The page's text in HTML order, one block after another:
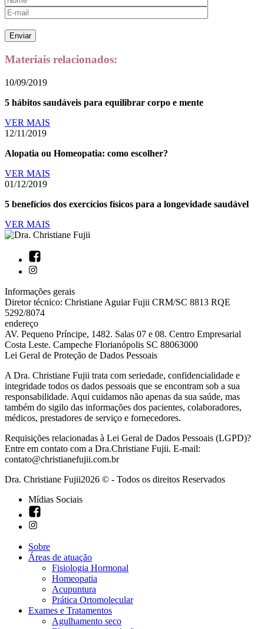
Materiais relacionados:
10/09/2019
5 hábitos saudáveis para equilibrar corpo e mente
VER MAIS
12/11/2019
Alopatia ou Homeopatia: como escolher?
VER MAIS
01/12/2019
5 benefícios dos exercícios físicos para a longevidade saudável
VER MAIS
Informações gerais
Diretor técnico: Christiane Aguiar Fujii CRM/SC 8813 RQE
5292/8074
endereço
AV. Pequeno Príncipe, 1482. Salas 07 e 08. Centro Empresarial
Costa Leste. Campeche Florianópolis SC 88063000
Lei Geral de Proteção de Dados Pessoais
A Dra. Christiane Fujii trata com seriedade, confidencialidade e
integridade todos os dados pessoais que se encontram sob a sua
responsabilidade. Aqui cuidamos não apenas da sua saúde, mas
também do sigilo das informações dos pacientes, colaboradores,
médicos, prestadores de serviço e fornecedores.
Requisições relacionadas à Lei Geral de Dados Pessoais (LGPD)?
Entre em contato com a Dra.Christiane Fujii. E-mail:
contato@christianefujii.com.br
Dra. Christiane Fujii2026 © - Todos os direitos Reservados
Mídias Sociais
Sobre
Áreas de atuação
Fisiologia Hormonal
Homeopatia
Acupuntura
Prática Ortomolecular
Exames e Tratamentos
Agulhamento seco